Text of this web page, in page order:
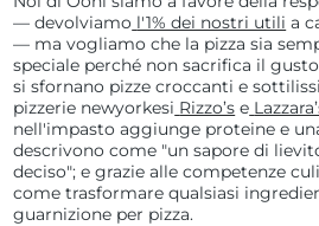
— devolviamo l'1% dei nostri utili a
— ma vogliamo che la pizza sia
speciale perché non sacrifica il
si sfornano pizze croccanti e
pizzerie newyorkesi Rizzo’s e
nell'impasto aggiunge proteine e
descrivono come "un sapore di
deciso"; e grazie alle competenze
come trasformare qualsiasi
guarnizione per pizza.